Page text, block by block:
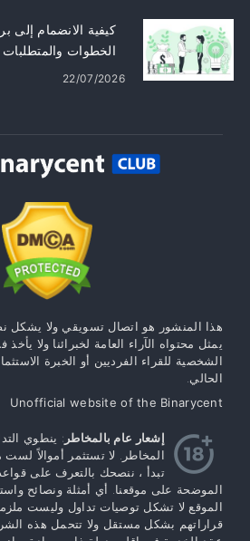
الخطوات والمتطلبات
22/07/2026
هذا المنشور هو اتصال تسويقي ولا يشكل
يمثل محتواه الآراء العامة لخبرائنا ولا
الشخصية للقراء الفرديين أو الخبرة
الحالي.
Unofficial website of the Binarycent
إشعار عام بالمخاطر : ينطوي
المخاطر. لا تستثمر أموالاً
تبدأ ، ننصحك بالتعرف على
الموضحة على موقعنا. أي أمثلة ونصائح
الموقع لا تشكل توصيات تداول وليست ملزمة
قراراتهم بشكل مستقل ولا تتحمل هذه